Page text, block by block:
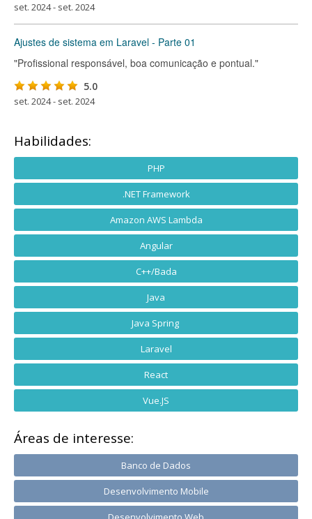
set. 2024 - set. 2024
Ajustes de sistema em Laravel - Parte 01
"Profissional responsável, boa comunicação e pontual."
5.0
set. 2024 - set. 2024
Habilidades:
PHP
.NET Framework
Amazon AWS Lambda
Angular
C++/Bada
Java
Java Spring
Laravel
React
Vue.JS
Áreas de interesse:
Banco de Dados
Desenvolvimento Mobile